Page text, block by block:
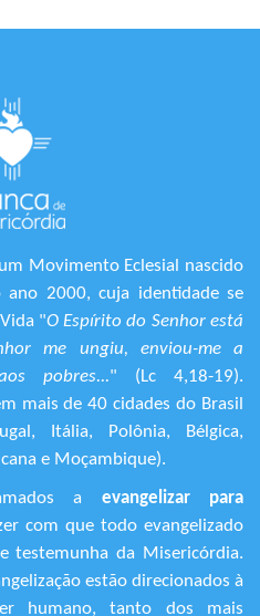
Movimento Eclesial nascido
2000, cuja identidade se
"O Espírito do Senhor está
me ungiu, enviou-me a
pobres..." (Lc 4,18-19).
mais de 40 cidades do Brasil
Itália, Polônia, Bélgica,
e Moçambique).
a evangelizar para
com que todo evangelizado
testemunha da Misericórdia.
estão direcionados à
humano, tanto dos mais